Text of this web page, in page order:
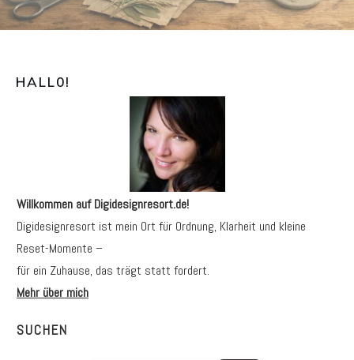
HALL0!
Willkommen auf Digidesignresort.de!
Digidesignresort ist mein Ort für Ordnung, Klarheit und kleine
Reset-Momente –
für ein Zuhause, das trägt statt fordert.
Mehr über mich
SUCHEN